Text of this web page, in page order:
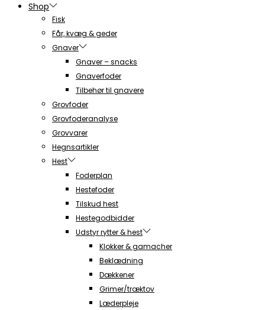
Shop
Fisk
Får, kvæg & geder
Gnaver
Gnaver – snacks
Gnaverfoder
Tilbehør til gnavere
Grovfoder
Grovfoderanalyse
Grovvarer
Hegnsartikler
Hest
Foderplan
Hestefoder
Tilskud hest
Hestegodbidder
Udstyr rytter & hest
Klokker & gamacher
Beklædning
Dækkener
Grimer/træktov
Læderpleje